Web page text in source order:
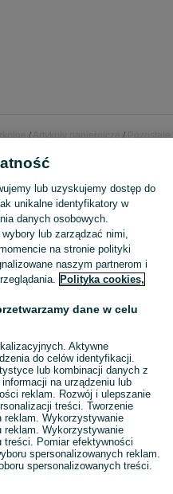
Artykuły papiernicze
Pozostałe
szkolna Zobacz
lub uzyskujemy dostęp do
unikalne identyfikatory w
danych osobowych.
lub zarządzać nimi,
na stronie polityki
naszym partnerom i
Polityka cookies,
dane w celu
Aktywne
do celów identyfikacji.
lub kombinacji danych z
na urządzeniu lub
reklam. Rozwój i ulepszanie
treści. Tworzenie
reklam. Wykorzystywanie
reklam. Wykorzystywanie
treści. Pomiar efektywności
spersonalizowanych reklam.
spersonalizowanych treści.